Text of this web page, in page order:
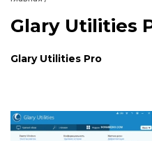
Glary Utilities
Glary Utilities Pro